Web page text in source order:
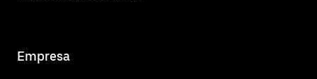
Empresa